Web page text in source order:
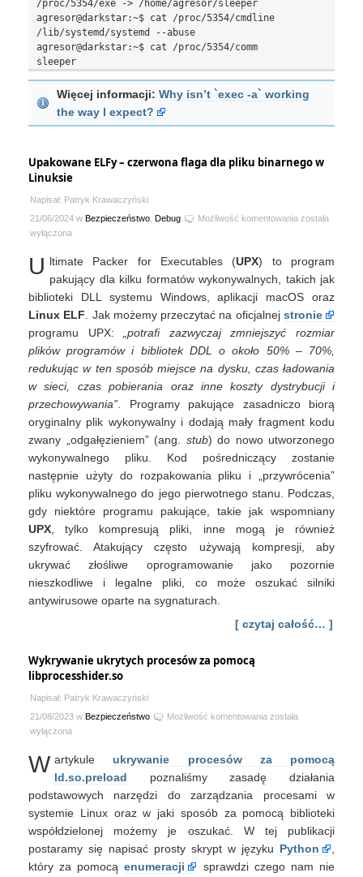
/proc/5354/exe -> /home/agresor/sleeper
agresor@darkstar:~$ cat /proc/5354/cmdline
/lib/systemd/systemd --abuse
agresor@darkstar:~$ cat /proc/5354/comm
Więcej informacji: Why isn’t `exec -a` working
the way I expect?
Upakowane ELFy – czerwona flaga dla pliku binarnego w
Linuksie
Napisał: Patryk Krawaczyński
21/06/2024 w Bezpieczeństwo Debug Możliwość komentowania Upakowane
czerwona
flaga
binarnego
w
Linuksie
została
wyłączona
U ltimate Packer for Executables (UPX) to program
pakujący dla kilku formatów wykonywalnych, takich jak
biblioteki DLL systemu Windows, aplikacji macOS oraz
Linux ELF . Jak możemy przeczytać na oficjalnejstronie
programu UPX:
„potrafi zazwyczaj zmniejszyć rozmiar
plików programów i bibliotek DDL o około 50% – 70%,
redukując w ten sposób miejsce na dysku, czas ładowania
w sieci, czas pobierania oraz inne koszty dystrybucji i
przechowywania” . Programy pakujące zasadniczo biorą
oryginalny plik wykonywalny i dodają mały fragment kodu
zwany „odgałęzieniem” (ang. stub) do nowo utworzonego
wykonywalnego pliku. Kod pośredniczący zostanie
następnie użyty do rozpakowania pliku i „przywrócenia”
pliku wykonywalnego do jego pierwotnego stanu. Podczas,
gdy niektóre programu pakujące, takie jak wspomniany
UPX , tylko kompresują pliki, inne mogą je również
szyfrować. Atakujący często używają kompresji, aby
ukrywać złośliwe oprogramowanie jako pozornie
nieszkodliwe i legalne pliki, co może oszukać silniki
antywirusowe oparte na sygnaturach.
[ czytaj całość… ]
Wykrywanie ukrytych procesów za pomocą
libprocesshider.so
Napisał: Patryk Krawaczyński
21/08/2023 w Bezpieczeństwo Możliwość komentowania Wykrywanie
za
pomocą
została
wyłączona
W artykuleukrywanie procesów za pomocą
ld.so.preload poznaliśmy zasadę działania
podstawowych narzędzi do zarządzania procesami w
systemie Linux oraz w jaki sposób za pomocą biblioteki
współdzielonej możemy je oszukać. W tej publikacji
postaramy się napisać prosty skrypt w języku Python
który za pomocąenumeracji sprawdzi czego nam nie